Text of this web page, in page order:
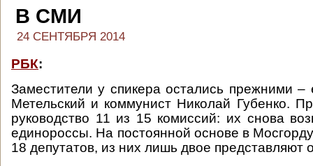
В СМИ
24 СЕНТЯБРЯ 2014
РБК:
Заместители у спикера остались прежними
Метельский и коммунист Николай Губенко.
руководство 11 из 15 комиссий: их снова
единороссы. На постоянной основе в
18 депутатов, из них лишь двое